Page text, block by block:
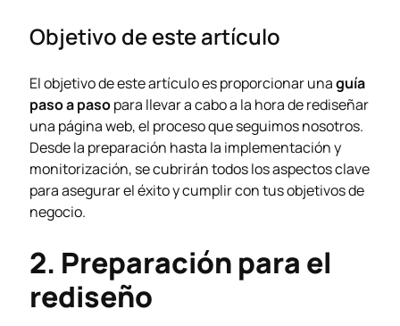
Objetivo de este artículo
El objetivo de este artículo es proporcionar unaguía
paso a pasopara llevar a cabo a la hora de rediseñar
una página web, el proceso que seguimos nosotros.
Desde la preparación hasta la implementación y
monitorización, se cubrirán todos los aspectos clave
para asegurar el éxito y cumplir con tus objetivos de
negocio.
2. Preparación para el
rediseño